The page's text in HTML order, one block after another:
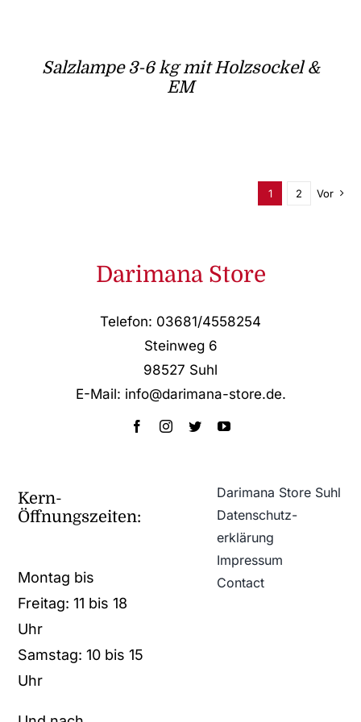
Salzlampe 3-6 kg mit Holzsockel &
EM
1 2 Vor
Darimana Store
Telefon: 03681/4558254
Steinweg 6
98527 Suhl
E-Mail: info@darimana-store.de.
Kern-
Öffnungszeiten:
Montag bis
Freitag: 11 bis 18
Uhr
Samstag: 10 bis 15
Uhr
Darimana Store Suhl
Datenschutz­
erklärung
Impressum
Contact